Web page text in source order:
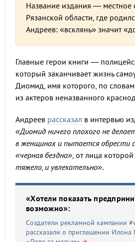
Название издания — местное
Рязанской области, где
Андреев: «всклянь» значит
Главные герои книги —
который заканчивает жизнь
Диомид, имя которого, по
из актеров неназванного
Андреев рассказал в интервью
«Диомид ничего плохого не
в женщинах и пытается обрести
«черная бездна», от лица
тяжело, и увлекательно».
«Хотели показать
возможно»:
Создатели рекламной кампании
рассказали о приглашении